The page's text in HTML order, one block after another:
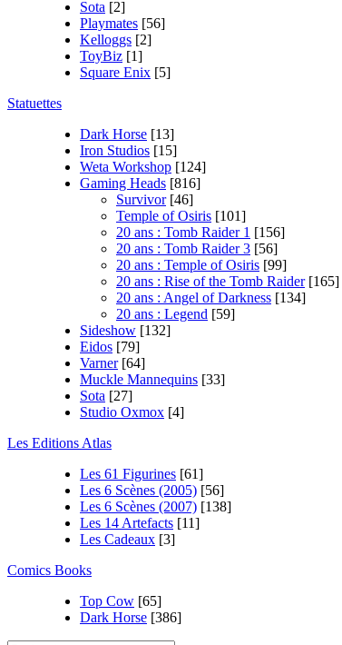
Sota [2]
Playmates [56]
Kelloggs [2]
ToyBiz [1]
Square Enix [5]
Statuettes
Dark Horse [13]
Iron Studios [15]
Weta Workshop [124]
Gaming Heads [816]
Survivor [46]
Temple of Osiris [101]
20 ans : Tomb Raider 1 [156]
20 ans : Tomb Raider 3 [56]
20 ans : Temple of Osiris [99]
20 ans : Rise of the Tomb Raider [165]
20 ans : Angel of Darkness [134]
20 ans : Legend [59]
Sideshow [132]
Eidos [79]
Varner [64]
Muckle Mannequins [33]
Sota [27]
Studio Oxmox [4]
Les Editions Atlas
Les 61 Figurines [61]
Les 6 Scènes (2005) [56]
Les 6 Scènes (2007) [138]
Les 14 Artefacts [11]
Les Cadeaux [3]
Comics Books
Top Cow [65]
Dark Horse [386]